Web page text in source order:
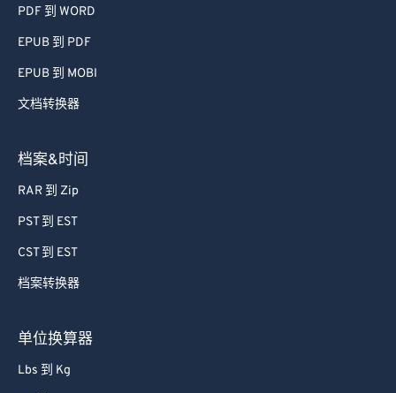
PDF 到 WORD
EPUB 到 PDF
EPUB 到 MOBI
文档转换器
档案&时间
RAR 到 Zip
PST 到 EST
CST 到 EST
档案转换器
单位换算器
Lbs 到 Kg